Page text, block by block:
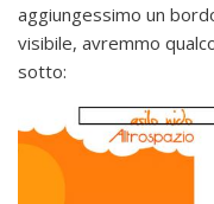
aggiungessimo un
visibile, avremmo
sotto: